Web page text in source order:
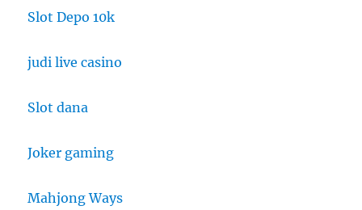
Slot Depo 10k
judi live casino
Slot dana
Joker gaming
Mahjong Ways